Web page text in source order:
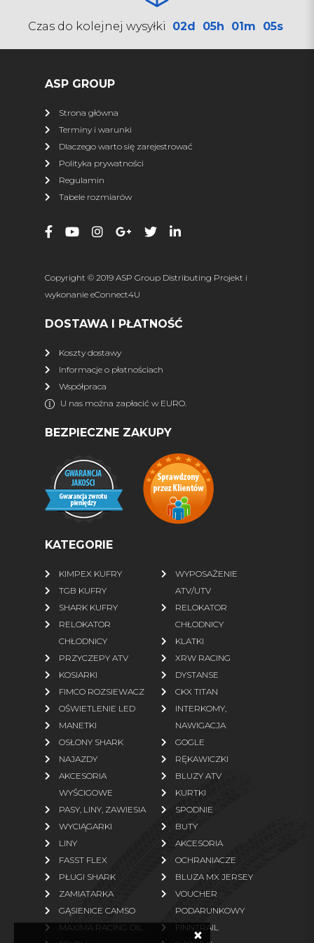
Pługi Kufry
więcej
XRW RACING
Dystanse Zrywki
Osłona napędu Dachy
DLA QUADOWCA
Kaski Interkomy, nawigacja
Spodnie
Skarpety
Kurtki Spodnie
Wodery Komplety
Odzież polarowa
więcej
CZĘŚCI ZAMIENNE
Oryginalne części Linhai
Oryginalne części Segway
Oryginalne części Access
Motor
Oryginalne części Arctic Cat Paski napędowe zamienniki
Zamienniki (klocki, filtry) Części zamienne ogrodowe
więcej
Czas do kolejnej wysyłki 02d 05h 01m 05s
×
ASP GROUP
Strona główna
Terminy i warunki
Dlaczego warto się zarejestrować
Polityka prywatności
Regulamin
Tabele rozmiarów
Copyright © 2019 ASP Group Distributing Projekt i
wykonanie eConnect4U
DOSTAWA I PŁATNOŚĆ
Koszty dostawy
Informacje o płatnościach
Współpraca
U nas można zapłacić w EURO.
BEZPIECZNE ZAKUPY
KATEGORIE
KIMPEX KUFRY
TGB KUFRY
SHARK KUFRY
RELOKATOR
CHŁODNICY
PRZYCZEPY ATV
KOSIARKI
FIMCO ROZSIEWACZ
OŚWIETLENIE LED
MANETKI
OSŁONY SHARK
NAJAZDY
AKCESORIA
WYŚCIGOWE
PASY, LINY, ZAWIESIA
WYCIĄGARKI
LINY
FASST FLEX
PŁUGI SHARK
ZAMIATARKA
GĄSIENICE CAMSO
MAXIMA RACING OIL
WYPOSAŻENIE
ATV/UTV
RELOKATOR
CHŁODNICY
KLATKI
XRW RACING
DYSTANSE
CKX TITAN
INTERKOMY,
NAWIGACJA
GOGLE
RĘKAWICZKI
BLUZY ATV
KURTKI
SPODNIE
BUTY
AKCESORIA
OCHRANIACZE
BLUZA MX JERSEY
VOUCHER
PODARUNKOWY
FINNTRAIL